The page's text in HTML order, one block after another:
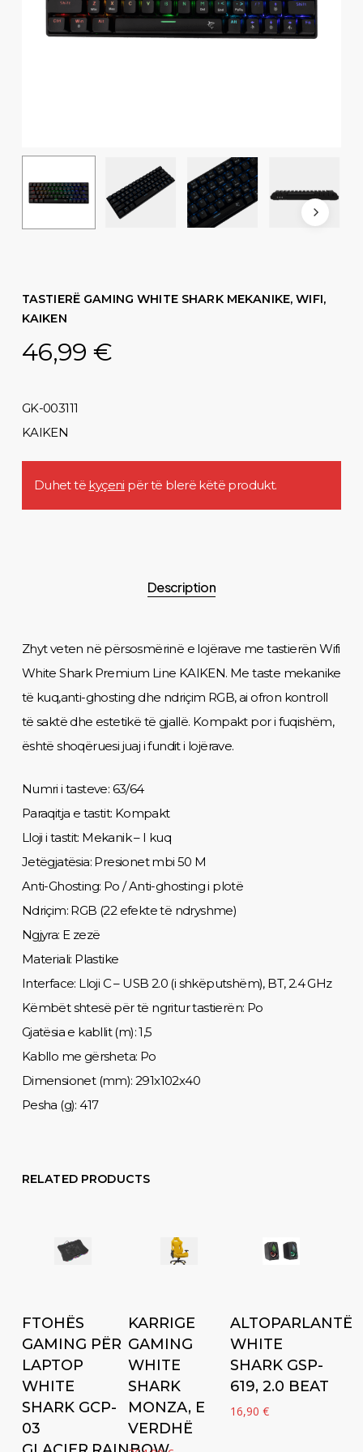
TASTIERË GAMING WHITE SHARK MEKANIKE, WIFI,
KAIKEN
46,99€
GK-003111
KAIKEN
Duhet të kyçeni për të blerë këtë produkt.
Description
Zhyt veten në përsosmërinë e lojërave me tastierën Wifi
White Shark Premium Line KAIKEN. Me taste mekanike
të kuq,anti-ghosting dhe ndriçim RGB, ai ofron kontroll
të saktë dhe estetikë të gjallë. Kompakt por i fuqishëm,
është shoqëruesi juaj i fundit i lojërave.
Numri i tasteve: 63/64
Paraqitja e tastit: Kompakt
Lloji i tastit: Mekanik – I kuq
Jetëgjatësia: Presionet mbi 50 M
Anti-Ghosting: Po / Anti-ghosting i plotë
Ndriçim: RGB (22 efekte të ndryshme)
Ngjyra: E zezë
Materiali: Plastike
Interface: Lloji C – USB 2.0 (i shkëputshëm), BT, 2.4 GHz
Këmbët shtesë për të ngritur tastierën: Po
Gjatësia e kabllit (m): 1,5
Kabllo me gërsheta: Po
Dimensionet (mm): 291x102x40
Pesha (g): 417
RELATED PRODUCTS
Add to cart
FTOHËS
GAMING PËR
LAPTOP
WHITE
SHARK GCP-
03
Add to cart
KARRIGE
GAMING
WHITE
SHARK
MONZA, E
VERDHË
Add to cart
ALTOPARLANTË
WHITE
SHARK GSP-
619, 2.0 BEAT
16,90€